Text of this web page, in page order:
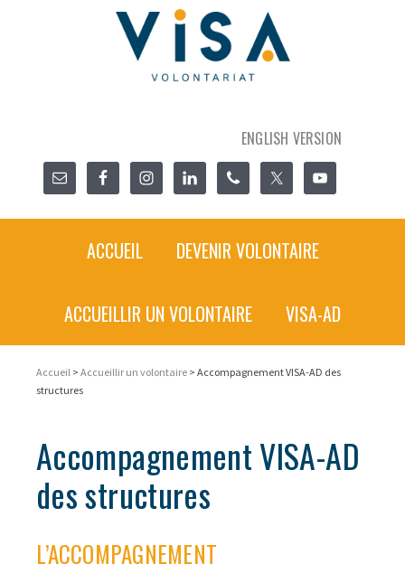
ENGLISH VERSION
ACCUEIL DEVENIR VOLONTAIRE
ACCUEILLIR UN VOLONTAIRE VISA-AD
Accueil > Accueillir un volontaire > Accompagnement VISA-AD des
structures
Accompagnement VISA-AD
des structures
L’ACCOMPAGNEMENT